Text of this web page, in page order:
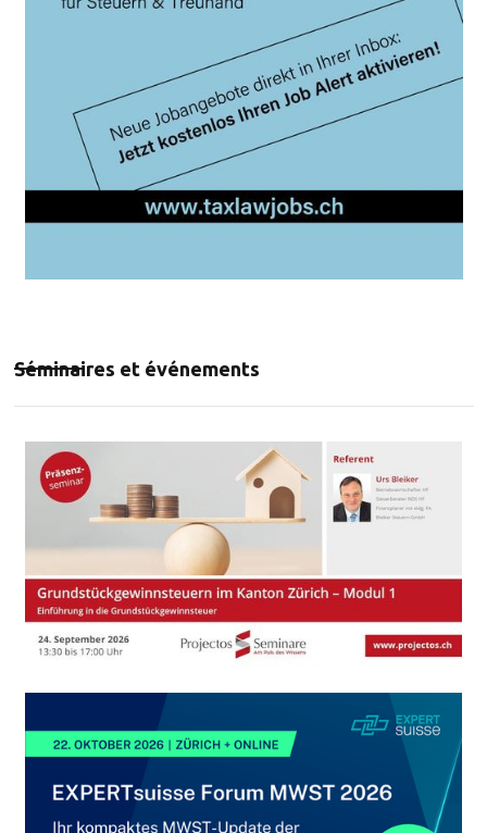
Séminaires et événements